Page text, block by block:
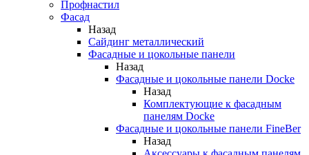
Профнастил
Фасад
Назад
Сайдинг металлический
Фасадные и цокольные панели
Назад
Фасадные и цокольные панели Docke
Назад
Комплектующие к фасадным
панелям Docke
Фасадные и цокольные панели FineBer
Назад